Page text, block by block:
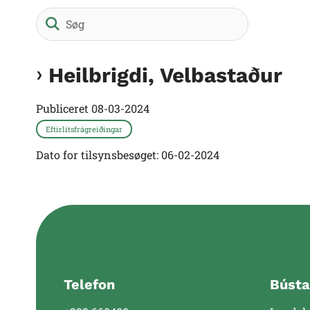
Heilbrigdi, Velbastaður
Publiceret 08-03-2024
Eftirlitsfrágreiðingar
Dato for tilsynsbesøget: 06-02-2024
Telefon